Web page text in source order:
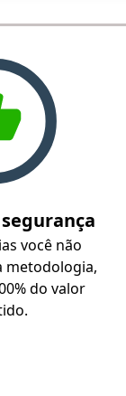
você não
metodologia,
do valor